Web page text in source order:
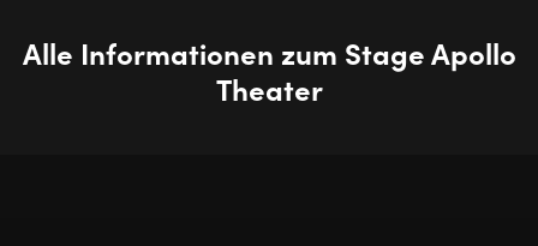
Alle Informationen zum Stage Apollo
Theater